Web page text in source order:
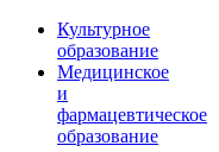
Культурное
образование
Медицинское
и
фармацевтическое
образование